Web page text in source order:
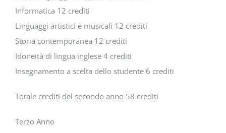
Informatica 12 crediti
Linguaggi artistici e musicali 12 crediti
Storia contemporanea 12 crediti
Idoneità di lingua inglese 4 crediti
Insegnamento a scelta dello studente 6 crediti
Totale crediti del secondo anno 58 crediti
Terzo Anno